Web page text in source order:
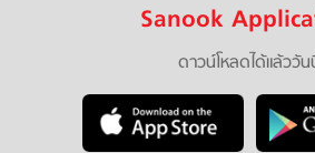
Sanook
ดาวน์โหลดได้แล้ววั